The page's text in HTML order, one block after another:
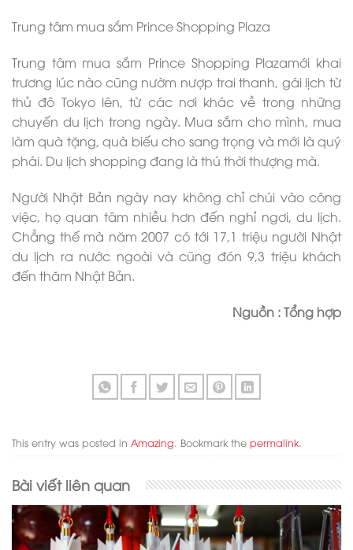
Trung tâm mua sắm Prince Shopping Plaza
Trung tâm mua sắm Prince Shopping Plazamới khai
trương lúc nào cũng nườm nượp trai thanh, gái lịch từ
thủ đô Tokyo lên, từ các nơi khác về trong những
chuyến du lịch trong ngày. Mua sắm cho mình, mua
làm quà tặng, quà biếu cho sang trọng và mới là quý
phái. Du lịch shopping đang là thú thời thượng mà.
Người Nhật Bản ngày nay không chỉ chúi vào công
việc, họ quan tâm nhiều hơn đến nghỉ ngơi, du lịch.
Chẳng thế mà năm 2007 có tới 17,1 triệu người Nhật
du lịch ra nước ngoài và cũng đón 9,3 triệu khách
đến thăm Nhật Bản.
Nguồn : Tổng hợp
This entry was posted in Amazing. Bookmark the permalink.
Bài viết liên quan